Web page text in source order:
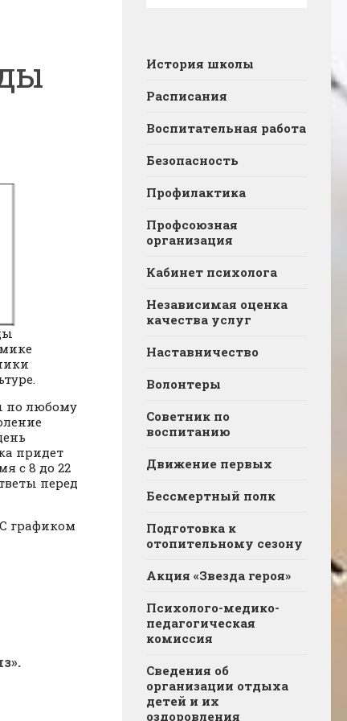
по любому
придет
с 8 до 22
перед
графиком
История школы
Расписания
Воспитательная работа
Безопасность
Профилактика
Профсоюзная
организация
Кабинет психолога
Независимая оценка
качества услуг
Наставничество
Волонтеры
Советник по
воспитанию
Движение первых
Бессмертный полк
Подготовка к
отопительному сезону
Акция «Звезда героя»
Психолого-медико-
педагогическая
комиссия
Сведения об
организации отдыха
детей и их
оздоровления